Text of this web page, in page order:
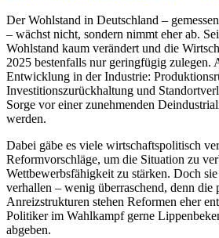
Der Wohlstand in Deutschland –
– wächst nicht, sondern nimmt eher ab.
Wohlstand kaum verändert und die
2025 bestenfalls nur geringfügig zulegen.
Entwicklung in der Industrie:
Investitionszurückhaltung und
Sorge vor einer zunehmenden
werden.
Dabei gäbe es viele wirtschaftspolitisch
Reformvorschläge, um die Situation zu
Wettbewerbsfähigkeit zu stärken. Doch
verhallen – wenig überraschend, denn die
Anreizstrukturen stehen Reformen eher
Politiker im Wahlkampf gerne
abgeben.